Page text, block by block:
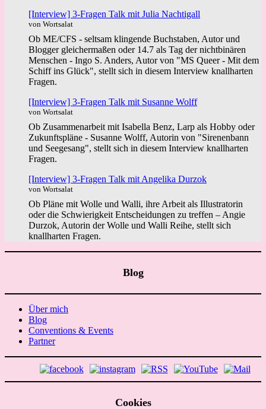
[Interview] 3-Fragen Talk mit Julia Nachtigall
von Wortsalat
Ob ME/CFS - seltsam klingende Buchstaben, Autor und
Blogger gleichermaßen oder 14.7 als Tag der nichtbinären
Menschen - Ingo S. Anders, Autor von "MS Queer - Mit dem
Schiff ins Glück", stellt sich in diesem Interview knallharten
Fragen.
[Interview] 3-Fragen Talk mit Susanne Wolff
von Wortsalat
Ob Zusammenarbeit mit Isabella Benz, Larp als Hobby oder
Zukunftspläne - Susanne Wolff, Autorin von "Sirenenbann
und Seegesang", stellt sich in diesem Interview knallharten
Fragen.
[Interview] 3-Fragen Talk mit Angelika Durzok
von Wortsalat
Ob Pläne mit Wolle und Walli, ihre Arbeit als Illustratorin
oder die Schwierigkeit Entscheidungen zu treffen – Angie
Durzok, Autorin der Wolle und Walli Reihe, stellt sich
knallharten Fragen.
Blog
Über mich
Blog
Conventions & Events
Partner
Cookies